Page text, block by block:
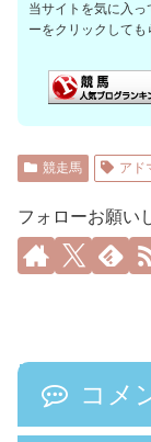
当サイトを気に入
ーをクリックしても
競走馬 アド
フォローお願い
コメ